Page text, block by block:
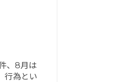
、8月は
行為とい